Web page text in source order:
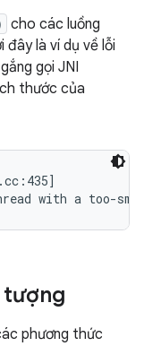
cho các luồng
đây là ví dụ về lỗi
gọi JNI
thước của
with a too-
tượng
phương thức